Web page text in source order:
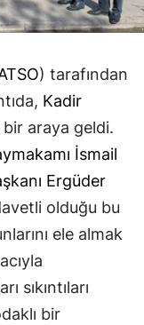
Erzincan
Eskişehir
Giresun
Gümüşhane
Hakkari
Hatay
) tarafından
Kadir
bir araya geldi.
İsmail
Ergüder
olduğu bu
ele almak
sıkıntıları
bir